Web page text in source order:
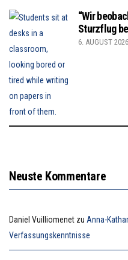
“Wir
Sturzflug
6. AUGUST 2026
Neuste Kommentare
Daniel Vuilliomenet zu Anna-
Verfassungskenntnisse